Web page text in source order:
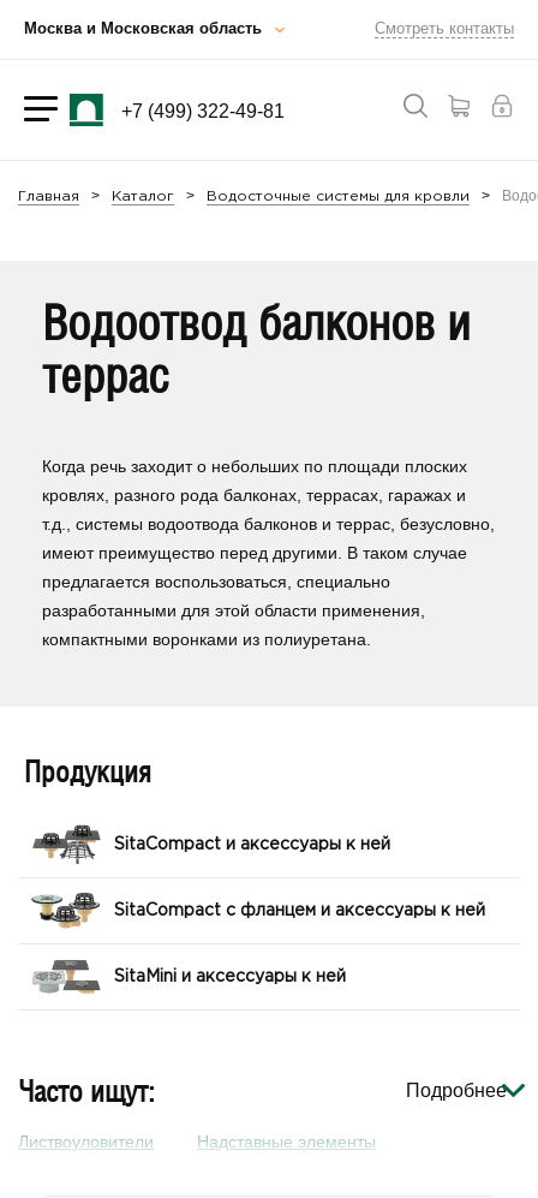
Москва и Московская область Смотреть контакты
+7 (499) 322-49-81
Главная Каталог Водосточные системы для кровли
Водоотвод балконов и
террас
Когда речь заходит о небольших по площади плоских
кровлях, разного рода балконах, террасах, гаражах и
т.д., системы водоотвода балконов и террас, безусловно,
имеют преимущество перед другими. В таком случае
предлагается воспользоваться, специально
разработанными для этой области применения,
компактными воронками из полиуретана.
Продукция
SitaCompact и аксессуары к ней
SitaCompact с фланцем и аксессуары к ней
SitaMini и аксессуары к ней
Часто ищут: Подробнее
Листвоуловители Надставные элементы